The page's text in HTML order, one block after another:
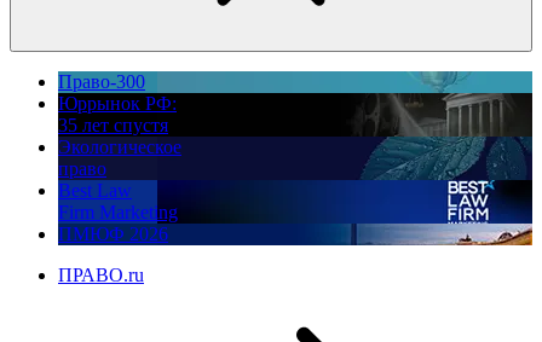
Право-300
Юррынок РФ:
35 лет спустя
Экологическое
право
Best Law
Firm Marketing
ПМЮФ 2026
ПРАВО.ru